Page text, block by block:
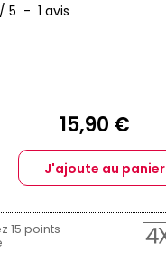
/ 5 - 1 avis
15,90 €
J'ajoute au panier
15 points